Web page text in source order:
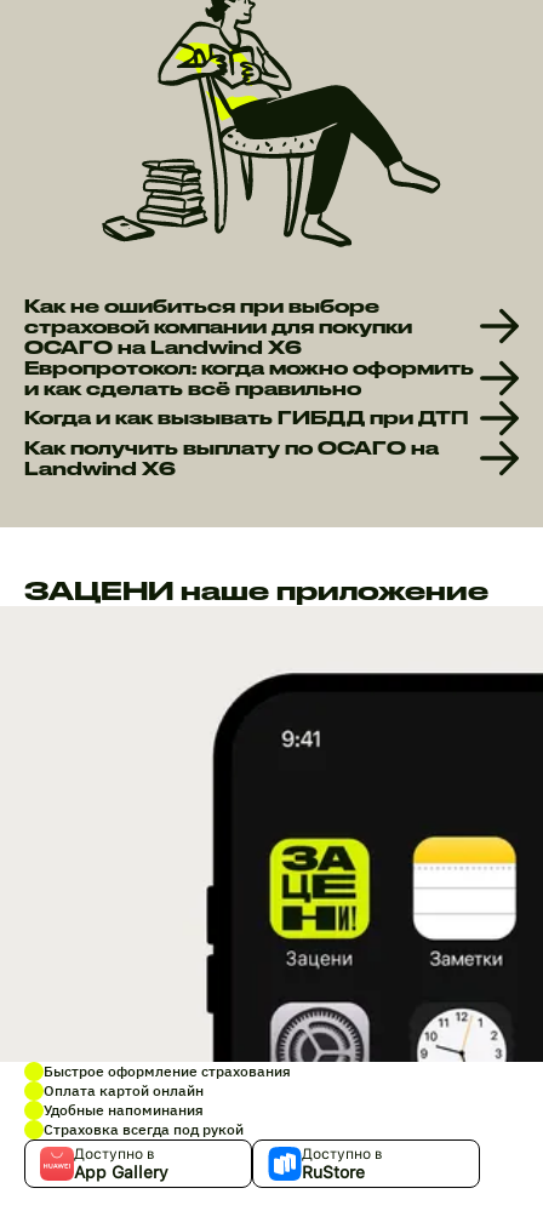
Как не ошибиться при выборе
страховой компании для покупки
ОСАГО на Landwind X6
Европротокол: когда можно оформить
и как сделать всё правильно
Когда и как вызывать ГИБДД при ДТП
Как получить выплату по ОСАГО на
Landwind X6
ЗАЦЕНИ наше приложение
Быстрое оформление страхования
Оплата картой онлайн
Удобные напоминания
Страховка всегда под рукой
Доступно в
App Gallery
Доступно в
RuStore